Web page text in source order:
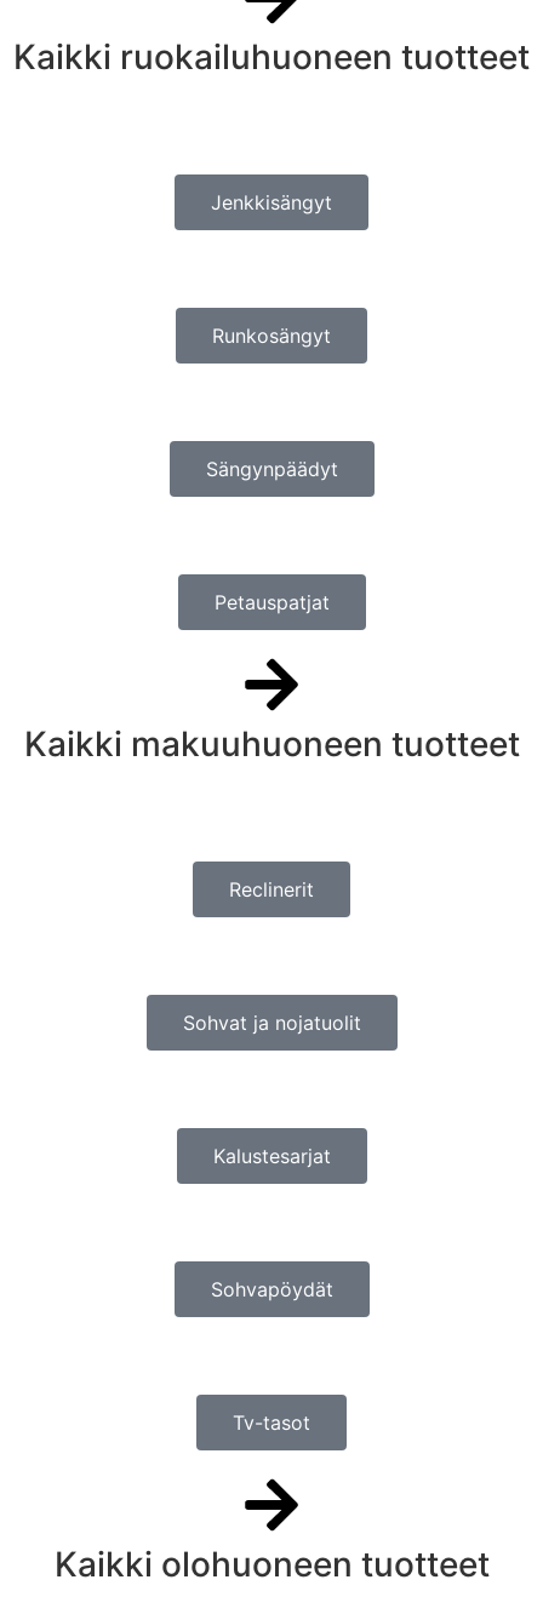
Kaikki ruokailuhuoneen tuotteet
Jenkkisängyt
Runkosängyt
Sängynpäädyt
Petauspatjat
Kaikki makuuhuoneen tuotteet
Reclinerit
Sohvat ja nojatuolit
Kalustesarjat
Sohvapöydät
Tv-tasot
Kaikki olohuoneen tuotteet